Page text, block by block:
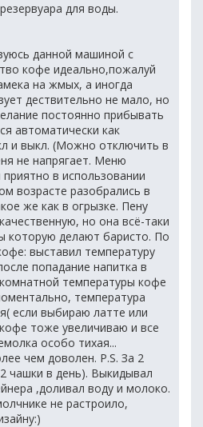
для воды.
данной машиной с
кофе идеально,пожалуй
на жмых, а иногда
дествительно не мало, но
постоянно прибывать
автоматически как
и выкл. (Можно отключить в
не напрягает. Меню
в использовании
возрасте разобрались в
же как в огрызке. Пену
но она всё-таки
которую делают баристо. По
выставил температуру
попадание напитка в
температуры кофе
температура
если выбираю латте или
тоже увеличиваю и все
особо тихая...
чем доволен. P.S. За 2
чашки в день). Выкидывал
,доливал воду и молоко.
не растроило,